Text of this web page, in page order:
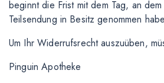
beginnt die Frist mit dem Tag, an
Teilsendung in Besitz genommen
Um Ihr Widerrufsrecht auszuüben,
Pinguin Apotheke